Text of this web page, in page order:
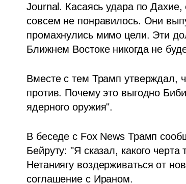
Journal. Касаясь удара по
совсем не понравилось. Они
промахнулись мимо цели. Эти
Ближнем Востоке никогда не
Вместе с тем Трамп утверждал,
против. Почему это выгодно
ядерного оружия".
В беседе с Fox News Трамп
Бейруту: "Я сказал, какого
Нетаниягу воздерживаться от
соглашение с Ираном.